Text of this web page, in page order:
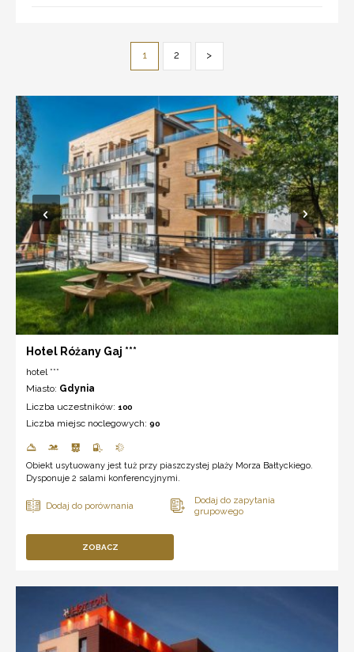
1 2 >
Hotel Różany Gaj ***
hotel ***
Miasto: Gdynia
Liczba uczestników: 100
Liczba miejsc noclegowych: 90
Obiekt usytuowany jest tuż przy piaszczystej plaży Morza Bałtyckiego.
Dysponuje 2 salami konferencyjnymi.
ZOBACZ